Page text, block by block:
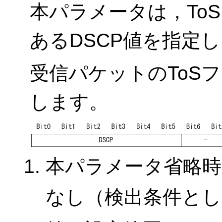
本パラメータは，
あるDSCP値を指定
受信パケットのToS
します。
本パラメータ省略
なし（検出条件と